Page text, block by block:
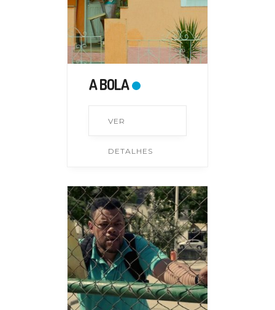
A BOLA
VER
DETALHES